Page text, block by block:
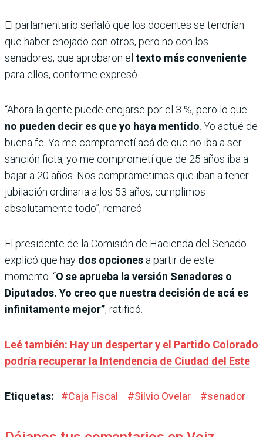
El parlamentario señaló que los docentes se tendrían
que haber enojado con otros, pero no con los
senadores, que aprobaron el texto más conveniente
para ellos, conforme expresó.
“Ahora la gente puede enojarse por el 3 %, pero lo que
no pueden decir es que yo haya mentido . Yo actué de
buena fe. Yo me comprometí acá de que no iba a ser
sanción ficta, yo me comprometí que de 25 años iba a
bajar a 20 años. Nos comprometimos que iban a tener
jubilación ordinaria a los 53 años, cumplimos
absolutamente todo”, remarcó.
El presidente de la Comisión de Hacienda del Senado
explicó que hay dos opciones a partir de este
momento. “O se aprueba la versión Senadores o
Diputados. Yo creo que nuestra decisión de acá es
infinitamente mejor”, ratificó.
Leé también: Hay un despertar y el Partido Colorado
podría recuperar la Intendencia de Ciudad del Este
Etiquetas: #Caja Fiscal #Silvio Ovelar #senador